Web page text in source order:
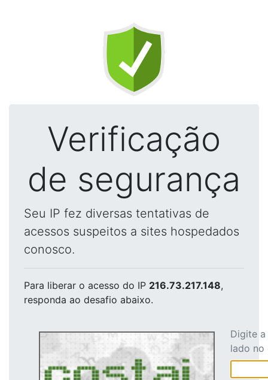
Verificação
de segurança
Seu IP fez diversas tentativas de
acessos suspeitos a sites hospedados
conosco.
Para liberar o acesso do IP 216.73.217.148,
responda ao desafio abaixo.
Digite
lado no